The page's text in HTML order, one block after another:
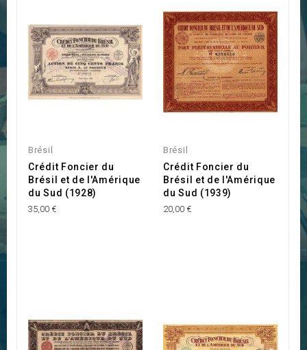
Brésil
Crédit Foncier du
Brésil et de l'Amérique
du Sud (1928)
35,00 €
Brésil
Crédit Foncier du
Brésil et de l'Amérique
du Sud (1939)
20,00 €